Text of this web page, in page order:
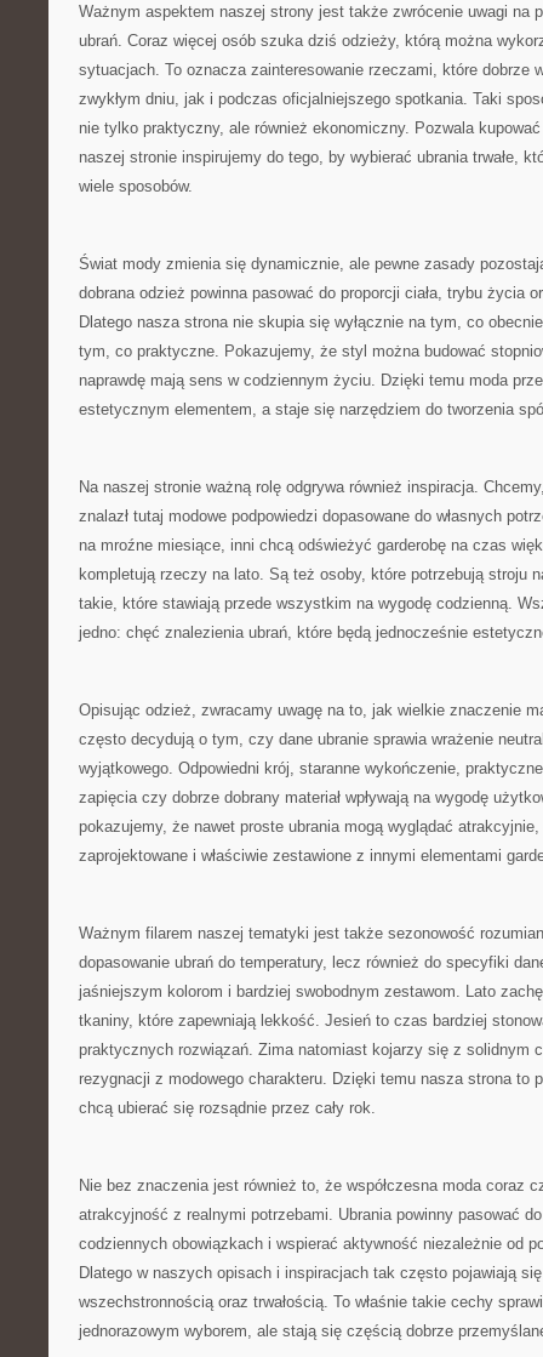
Ważnym aspektem naszej strony jest także zwrócenie uwagi na
ubrań. Coraz więcej osób szuka dziś odzieży, którą można
sytuacjach. To oznacza zainteresowanie rzeczami, które dobrze
zwykłym dniu, jak i podczas oficjalniejszego spotkania. Taki
nie tylko praktyczny, ale również ekonomiczny. Pozwala
naszej stronie inspirujemy do tego, by wybierać ubrania trwałe,
wiele sposobów.
Świat mody zmienia się dynamicznie, ale pewne zasady
dobrana odzież powinna pasować do proporcji ciała, trybu życia
Dlatego nasza strona nie skupia się wyłącznie na tym, co
tym, co praktyczne. Pokazujemy, że styl można budować
naprawdę mają sens w codziennym życiu. Dzięki temu moda
estetycznym elementem, a staje się narzędziem do tworzenia
Na naszej stronie ważną rolę odgrywa również inspiracja.
znalazł tutaj modowe podpowiedzi dopasowane do własnych
na mroźne miesiące, inni chcą odświeżyć garderobę na czas
kompletują rzeczy na lato. Są też osoby, które potrzebują stroju
takie, które stawiają przede wszystkim na wygodę codzienną.
jedno: chęć znalezienia ubrań, które będą jednocześnie
Opisując odzież, zwracamy uwagę na to, jak wielkie znaczenie
często decydują o tym, czy dane ubranie sprawia wrażenie
wyjątkowego. Odpowiedni krój, staranne wykończenie,
zapięcia czy dobrze dobrany materiał wpływają na wygodę
pokazujemy, że nawet proste ubrania mogą wyglądać
zaprojektowane i właściwie zestawione z innymi elementami
Ważnym filarem naszej tematyki jest także sezonowość
dopasowanie ubrań do temperatury, lecz również do specyfiki
jaśniejszym kolorom i bardziej swobodnym zestawom. Lato
tkaniny, które zapewniają lekkość. Jesień to czas bardziej
praktycznych rozwiązań. Zima natomiast kojarzy się z solidnym
rezygnacji z modowego charakteru. Dzięki temu nasza strona to
chcą ubierać się rozsądnie przez cały rok.
Nie bez znaczenia jest również to, że współczesna moda coraz
atrakcyjność z realnymi potrzebami. Ubrania powinny pasować
codziennych obowiązkach i wspierać aktywność niezależnie od
Dlatego w naszych opisach i inspiracjach tak często pojawiają
wszechstronnością oraz trwałością. To właśnie takie cechy
jednorazowym wyborem, ale stają się częścią dobrze